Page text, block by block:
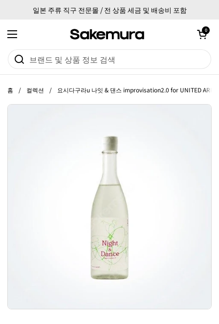
일본 주류 직구 전문몰 / 전 상품 세금 및 배송비 포함
메뉴 열기
카트 열기
0
홈 / 컬렉션 / 요시다구라u 나잇 & 댄스 improvisation2.0 for UNITED